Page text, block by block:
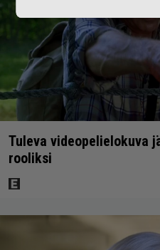
Tuleva videopelielokuva
rooliksi